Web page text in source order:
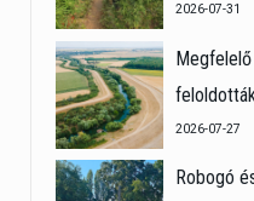
2026-07-31
2026-07-27
Robogó